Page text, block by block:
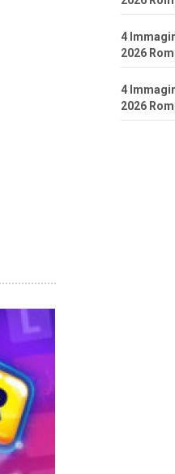
4
2026
4
2026